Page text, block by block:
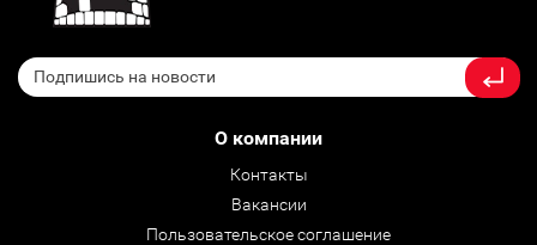
О компании
Контакты
Вакансии
Пользовательское соглашение